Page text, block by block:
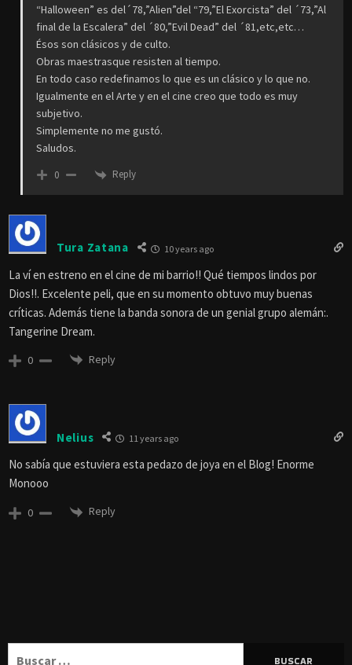
“Halloween” es del´78,”Alien”del “79,”El Exorcista” del ´73,”Al
final de la Escalera” del ´80,”Evil Dead” del ´81,etc,etc…
Ésos son clásicos y de culto.
Obras maestrasque resisten al tiempo.
En todo caso redefinamos lo que es un clásico y lo que no.
Igualmente en el Arte y en el cine creo que todo es muy
subjetivo.
Simplemente no me gustó.
Saludos.
0 Reply
Tura Zatana 10 years ago
La ví en estreno en el cine de mi barrio!! Qué tiempos lindos por
Dios!!. Excelente peli, que en su momento obtuvo muy buenas
críticas. Además tiene la banda sonora de un genial grupo alemán:.
Tangerine Dream.
0 Reply
Nelius 11 years ago
No sabía que estuviera esta pedazo de joya en el Blog! Enorme
Monooo
0 Reply